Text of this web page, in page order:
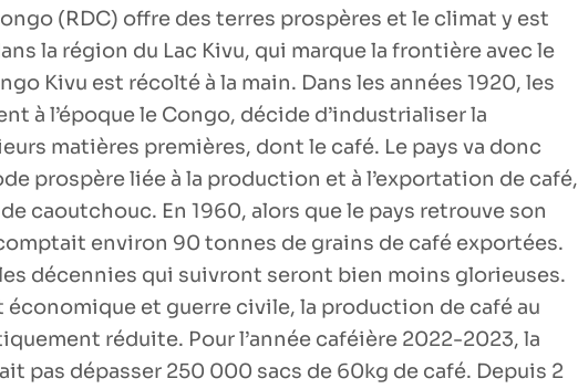
(RDC) offre des terres prospères et le climat y est
la région du Lac Kivu, qui marque la frontière avec le
Kivu est récolté à la main. Dans les années 1920, les
à l’époque le Congo, décide d’industrialiser la
matières premières, dont le café. Le pays va donc
prospère liée à la production et à l’exportation de café,
caoutchouc. En 1960, alors que le pays retrouve son
environ 90 tonnes de grains de café exportées.
décennies qui suivront seront bien moins glorieuses.
et guerre civile, la production de café au
réduite. Pour l’année caféière 2022-2023, la
pas dépasser 250 000 sacs de 60kg de café. Depuis 2